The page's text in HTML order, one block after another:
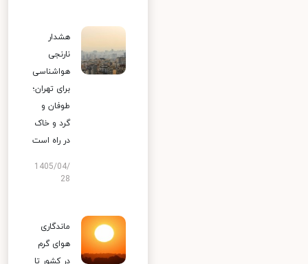
هشدار
نارنجی
هواشناسی
برای تهران؛
طوفان و
گرد و خاک
در راه است
1405/04/
28
ماندگاری
هوای گرم
در کشور تا